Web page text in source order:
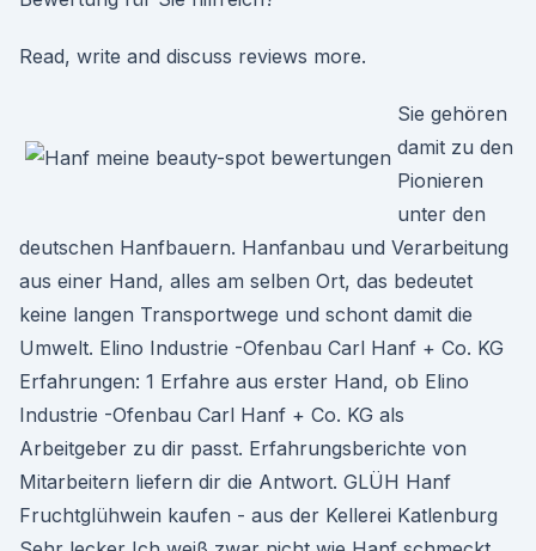
Read, write and discuss reviews more.
Sie gehören
damit zu den
Pionieren
unter den
deutschen Hanfbauern. Hanfanbau und Verarbeitung
aus einer Hand, alles am selben Ort, das bedeutet
keine langen Transportwege und schont damit die
Umwelt. Elino Industrie -Ofenbau Carl Hanf + Co. KG
Erfahrungen: 1 Erfahre aus erster Hand, ob Elino
Industrie -Ofenbau Carl Hanf + Co. KG als
Arbeitgeber zu dir passt. Erfahrungsberichte von
Mitarbeitern liefern dir die Antwort. GLÜH Hanf
Fruchtglühwein kaufen - aus der Kellerei Katlenburg